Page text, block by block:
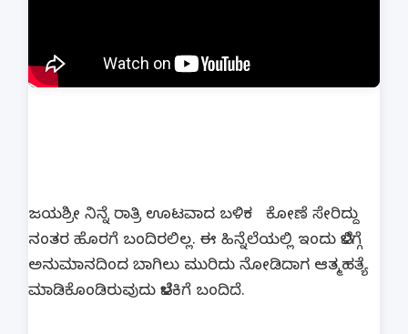
ಜಯಶ್ರೀ ನಿನ್ನೆ ರಾತ್ರಿ ಊಟವಾದ ಬಳಿಕ ಕೋಣೆ ಸೇರಿದ್ದು
ನಂತರ ಹೊರಗೆ ಬಂದಿರಲಿಲ್ಲ. ಈ ಹಿನ್ನೆಲೆಯಲ್ಲಿ ಇಂದು ಬೆಳಿಗ್ಗೆ
ಅನುಮಾನದಿಂದ ಬಾಗಿಲು ಮುರಿದು ನೋಡಿದಾಗ ಆತ್ಮಹತ್ಯೆ
ಮಾಡಿಕೊಂಡಿರುವುದು ಬೆಳಕಿಗೆ ಬಂದಿದೆ.